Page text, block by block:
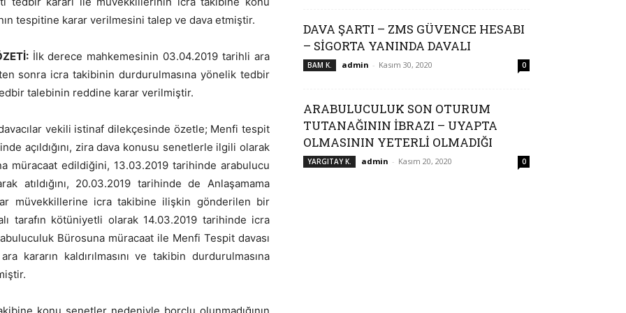
tespitine karar verilmesini talep ve dava etmiştir.
İlk derece mahkemesinin 03.04.2019 tarihli ara
sonra icra takibinin durdurulmasına yönelik tedbir
talebinin reddine karar verilmiştir.
vekili istinaf dilekçesinde özetle; Menfi tespit
açıldığını, zira dava konusu senetlerle ilgili olarak
müracaat edildiğini, 13.03.2019 tarihinde arabulucu
atıldığını, 20.03.2019 tarihinde de Anlaşamama
müvekkillerine icra takibine ilişkin gönderilen bir
tarafın kötüniyetli olarak 14.03.2019 tarihinde icra
Bürosuna müracaat ile Menfi Tespit davası
kararın kaldırılmasını ve takibin durdurulmasına
DAVA ŞARTI – ZMS GÜVENCE HESABI
– SİGORTA YANINDA DAVALI
BAM K. admin - Kasım 30, 2020 0
ARABULUCULUK SON OTURUM
TUTANAĞININ İBRAZI – UYAPTA
OLMASININ YETERLİ OLMADIĞI
YARGITAY K. admin - Kasım 20, 2020 0